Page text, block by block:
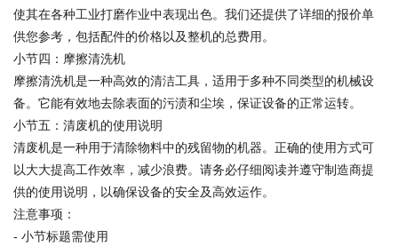
使其在各种工业打磨作业中表现出色。我们还提供了详细的报价单
供您参考，包括配件的价格以及整机的总费用。
小节四：摩擦清洗机
摩擦清洗机是一种高效的清洁工具，适用于多种不同类型的机械设
备。它能有效地去除表面的污渍和尘埃，保证设备的正常运转。
小节五：清废机的使用说明
清废机是一种用于清除物料中的残留物的机器。正确的使用方式可
以大大提高工作效率，减少浪费。请务必仔细阅读并遵守制造商提
供的使用说明，以确保设备的安全及高效运作。
注意事项：
- 小节标题需使用